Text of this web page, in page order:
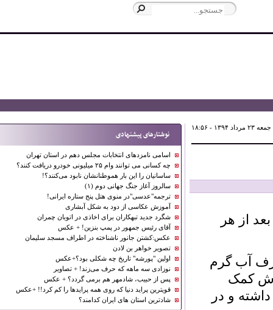
۱۸:۵۶
از هر
آب گرم
کمک
و در
نوشتارهای پیشنهادی
اسامی نامزدهای انتخابات مجلس دهم در استان تهران
چه کسانی می توانند وام ۲۵ میلیونی خودرو دریافت کنند؟
ساسانیان را این بار هموطنانشان نابود می‌کنند؟!
سالروز آغاز جنگ جهانی دوم (۱)
ترجمه"عدسی"در منوی هتل پنج ستاره ایرانی!
آموزش عکاسی از دود به شکل آبشاری
شگرد جدید تبهکاران برای اخاذی در اتوبان چمران
آقای رئیس جمهور در پمپ بنزین! + عکس
عکس:کشتن جانور ناشناخته در اطراف مسجد سلیمان
تصویر خواهر بن لادن
اولین "پورشه" تاریخ چه شکلی بود؟+عکس
نوزادی سه ماهه که حرف می‌زند! + تصاویر
پس از حبیب، شادمهر هم برمی گردد؟ + عکس
قویترین پراید دنیا که روی همه پرایدها را کم کرد!! +عکس
شادترین استان های ایران کدامند؟